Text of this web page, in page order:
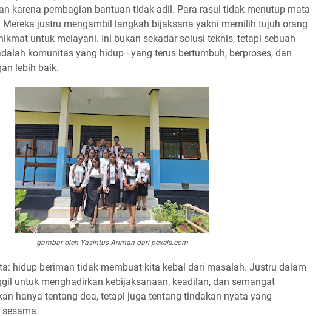
karena pembagian bantuan tidak adil. Para rasul tidak menutup mata
justru mengambil langkah bijaksana yakni memilih tujuh orang
untuk melayani. Ini bukan sekadar solusi teknis, tetapi sebuah
komunitas yang hidup—yang terus bertumbuh, berproses, dan
lebih baik.
gambar oleh Yasintus Ariman dari pexels.com
hidup beriman tidak membuat kita kebal dari masalah. Justru dalam
untuk menghadirkan kebijaksanaan, keadilan, dan semangat
hanya tentang doa, tetapi juga tentang tindakan nyata yang